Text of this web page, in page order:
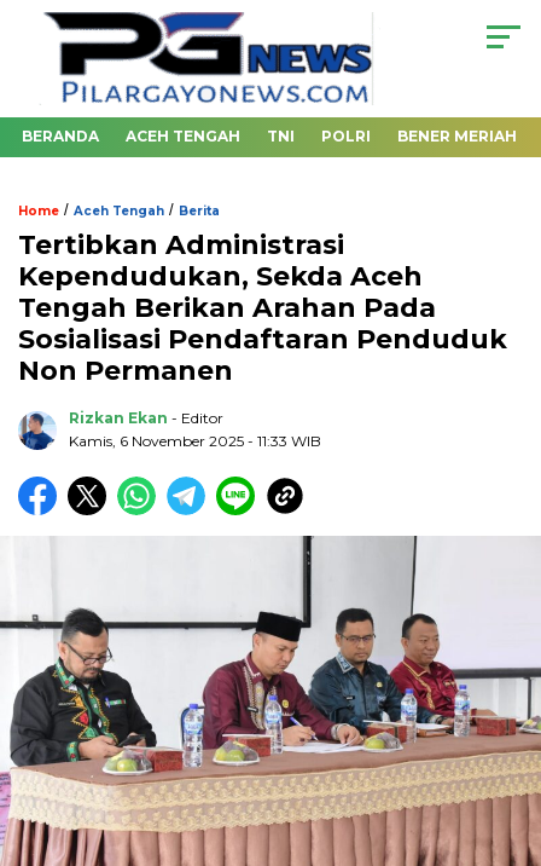
BERANDA ACEH TENGAH TNI POLRI BENER MERIAH
Home / Aceh Tengah / Berita
Tertibkan Administrasi
Kependudukan, Sekda Aceh
Tengah Berikan Arahan Pada
Sosialisasi Pendaftaran Penduduk
Non Permanen
Rizkan Ekan - Editor
Kamis, 6 November 2025 - 11:33 WIB